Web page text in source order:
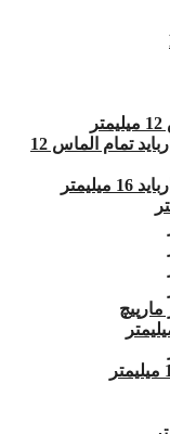
برقو ماشینی تنگستن کارباید تمام الماس 12